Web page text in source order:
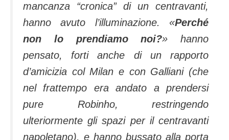
mancanza “cronica” di un centravanti,
hanno avuto l’illuminazione. «Perché
non lo prendiamo noi?» hanno
pensato, forti anche di un rapporto
d’amicizia col Milan e con Galliani (che
nel frattempo era andato a prendersi
pure Robinho, restringendo
ulteriormente gli spazi per il centravanti
napoletano), e hanno bussato alla porta